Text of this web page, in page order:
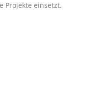
Projekte einsetzt.